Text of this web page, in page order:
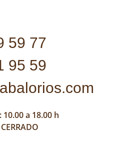
59 77
95 59
a 18.00 h